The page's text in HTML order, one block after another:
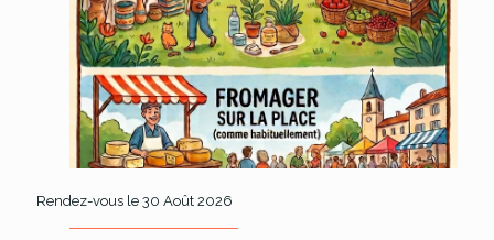
Rendez-vous le 30 Août 2026